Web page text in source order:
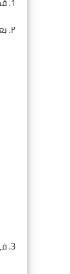
۲. بعد تنزيل التطبيق ، اضغط على زر التسجيل.
3. في الشاشة التالية ، انقر فوق السماح لتزويد TextFree بإمكانية الوصول إلى موقعك.